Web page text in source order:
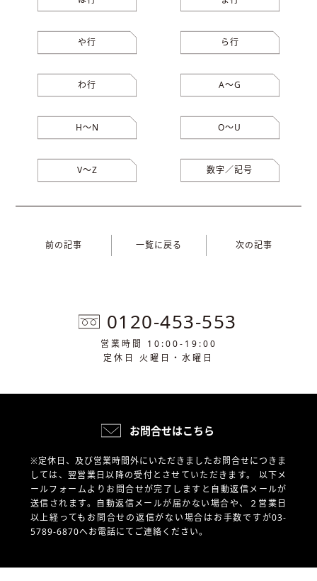
や行 ら行
わ行 A〜G
H〜N O〜U
V〜Z 数字／記号
前の記事 一覧に戻る 次の記事
0120-453-553
営業時間 10:00-19:00
定休日 火曜日・水曜日
お問合せはこちら
※定休日、及び営業時間外にいただきましたお問合せにつきま
しては、翌営業日以降の受付とさせていただきます。 以下メ
ールフォームよりお問合せが完了しますと自動返信メールが
送信されます。自動返信メールが届かない場合や、
２営業日
以上経ってもお問合せの返信がない場合はお手数ですが03-
5789-6870へお電話にてご連絡ください。